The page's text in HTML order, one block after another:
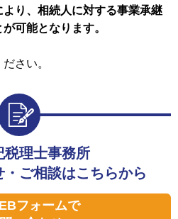
り、相続人に対する事業承継
可能となります。
さい。
税理士事務所
ご相談はこちらから
フォームで